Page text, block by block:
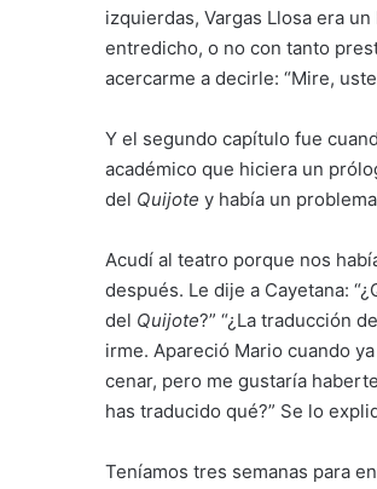
izquierdas, Vargas Llosa era
entredicho, o no con tanto
acercarme a decirle: “Mire,
Y el segundo capítulo fue
académico que hiciera un
del Quijote y había un
Acudí al teatro porque nos
después. Le dije a Cayetana:
del Quijote?” “¿La traducción
irme. Apareció Mario cuando
cenar, pero me gustaría
has traducido qué?” Se lo
Teníamos tres semanas para